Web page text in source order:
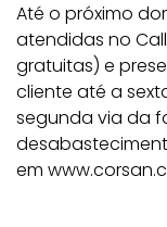
Até o próximo
atendidas no
gratuitas) e
cliente até a
segunda via da
em